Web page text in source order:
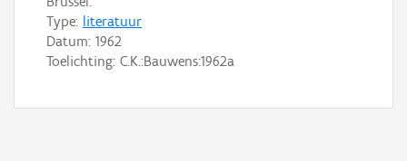
Type: literatuur
Datum: 1962
Toelichting: C.K.:Bauwens:1962a